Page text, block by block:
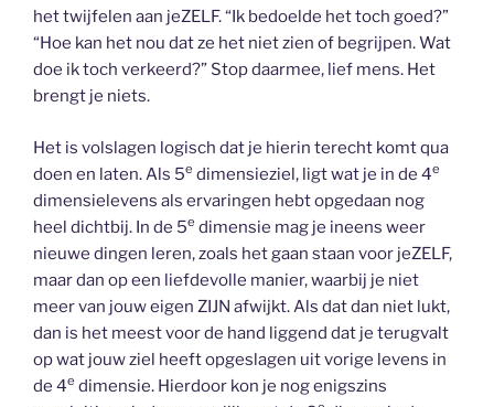
het twijfelen aan jeZELF. “Ik bedoelde het toch goed?”
“Hoe kan het nou dat ze het niet zien of begrijpen. Wat
doe ik toch verkeerd?” Stop daarmee, lief mens. Het
brengt je niets.
Het is volslagen logisch dat je hierin terecht komt qua
doen en laten. Als 5e dimensieziel, ligt wat je in de 4e
dimensielevens als ervaringen hebt opgedaan nog
heel dichtbij. In de 5e dimensie mag je ineens weer
nieuwe dingen leren, zoals het gaan staan voor jeZELF,
maar dan op een liefdevolle manier, waarbij je niet
meer van jouw eigen ZIJN afwijkt. Als dat dan niet lukt,
dan is het meest voor de hand liggend dat je terugvalt
op wat jouw ziel heeft opgeslagen uit vorige levens in
de 4e dimensie. Hierdoor kon je nog enigszins